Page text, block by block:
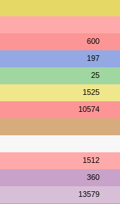
600
197
25
1525
10574
1512
360
13579